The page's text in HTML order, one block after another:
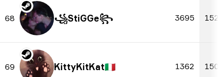
68 ꧁StiGGe꧂ 3695
69 KittyKitKat🇮🇹 1362